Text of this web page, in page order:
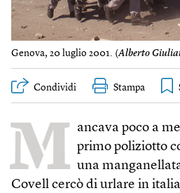
Genova, 20 luglio 2001. (Alberto
Condividi Stampa
M ancava poco a
primo poliziotto
una
Covell cercò di urlare in